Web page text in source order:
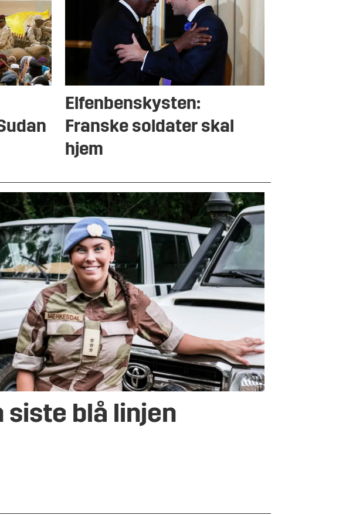
Elfenbenskysten:
Franske soldater skal
hjem
siste blå linjen